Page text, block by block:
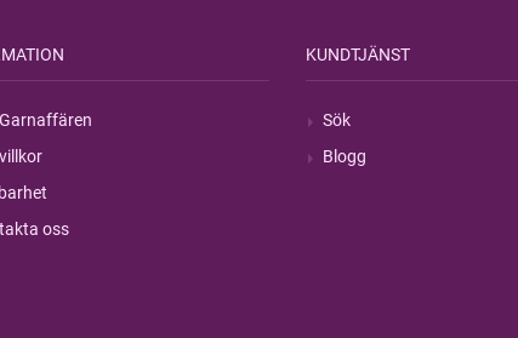
oss
KUNDTJÄNST
Sök
Blogg